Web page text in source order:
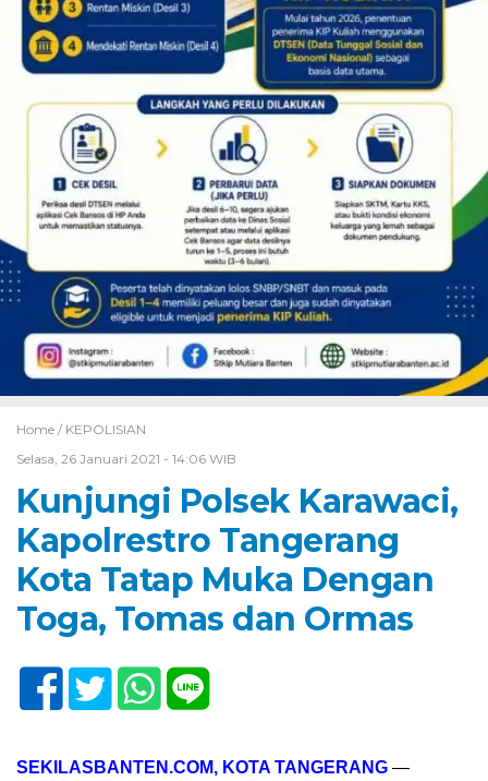
Home / KEPOLISIAN
Selasa, 26 Januari 2021 - 14:06 WIB
Kunjungi Polsek Karawaci,
Kapolrestro Tangerang
Kota Tatap Muka Dengan
Toga, Tomas dan Ormas
SEKILASBANTEN.COM, KOTA TANGERANG —